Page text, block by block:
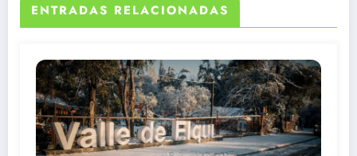
ENTRADAS RELACIONADAS